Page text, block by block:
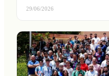
29/06/2026